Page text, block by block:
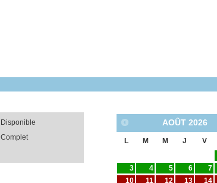
Disponible
Complet
AOÛT 2026
L M M J V
3
4 5 6 7
10
11 12 13 14